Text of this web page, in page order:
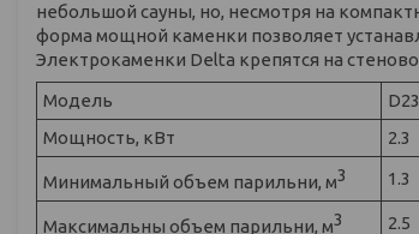
небольшой сауны, но, несмотря на
форма мощной каменки позволяет
Электрокаменки Delta крепятся на
Модель
D23
Мощность, кВт
2.3
Минимальный объем парильни, м3 1.3
Максимальны объем парильни, м3 2.5